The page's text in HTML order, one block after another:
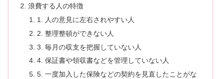
浪費する人の特徴
1. 人の意見に左右されやすい人
2. 整理整頓ができない人
3. 毎月の収支を把握していない人
4. 保証書や領収書などを管理していない人
5. 一度加入した保険などの契約を見直したことがな